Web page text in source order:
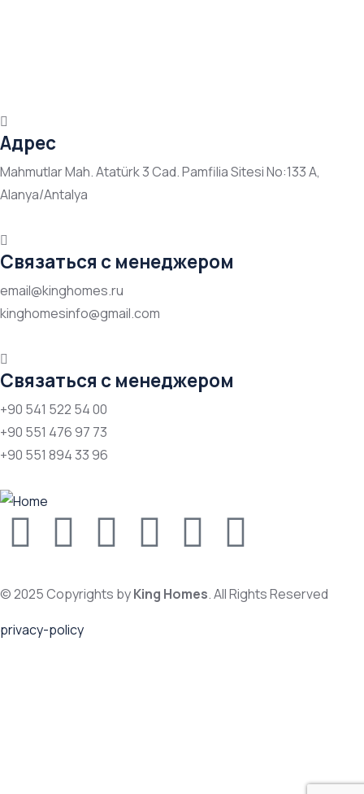
Адрес
Mahmutlar Mah. Atatürk 3 Cad. Pamfilia Sitesi No:133 A,
Alanya/Antalya
Связаться с менеджером
email@kinghomes.ru
kinghomesinfo@gmail.com
Связаться с менеджером
+90 541 522 54 00
+90 551 476 97 73
+90 551 894 33 96
© 2025 Copyrights byKing Homes. All Rights Reserved
privacy-policy